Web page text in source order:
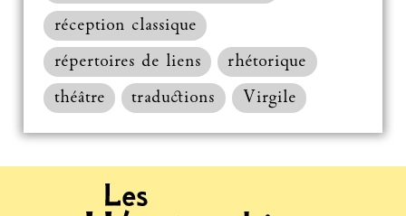
réception classique
répertoires de liens
rhétorique
théâtre
traductions Virgile